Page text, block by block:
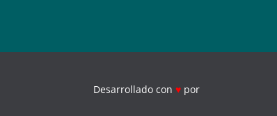
Desarrollado con ♥ por